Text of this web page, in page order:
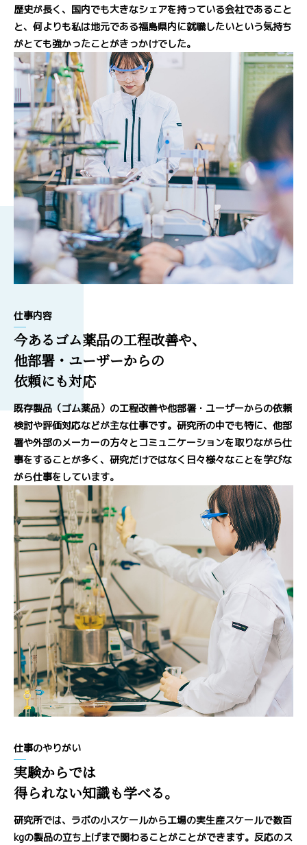
歴史が長く、国内でも大きなシェアを持っている会社であること
と、何よりも私は地元である福島県内に就職したいという気持ち
がとても強かったことがきっかけでした。
仕事内容
今あるゴム薬品の工程改善や、
他部署・ユーザーからの
依頼にも対応
既存製品（ゴム薬品）の工程改善や他部署・ユーザーからの依頼
検討や評価対応などが主な仕事です。研究所の中でも特に、他部
署や外部のメーカーの方々とコミュニケーションを取りながら仕
事をすることが多く、研究だけではなく日々様々なことを学びな
がら仕事をしています。
仕事のやりがい
実験からでは
得られない知識も学べる。
研究所では、ラボの小スケールから工場の実生産スケールで数百
kgの製品の立ち上げまで関わることがことができます。反応のス